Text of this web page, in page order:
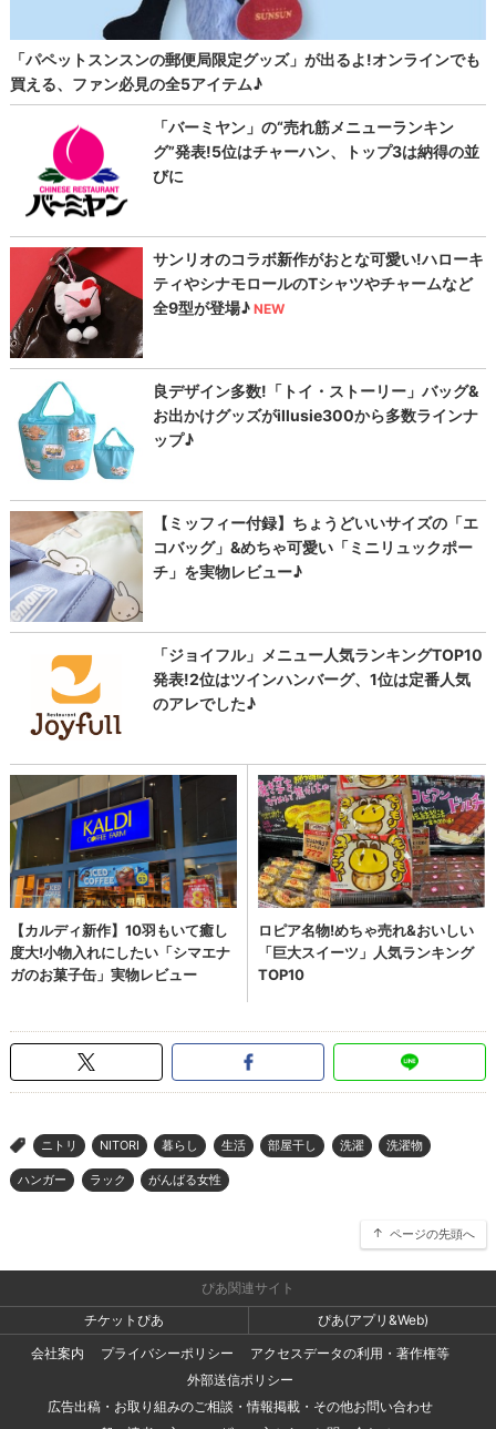
> ニトリ NITORI 暮らし 生活 部屋干し 洗濯 洗濯物
ハンガー ラック がんばる女性
ページの先頭へ
ぴあ関連サイト
チケットぴあ
ぴあ(アプリ&Web)
会社案内
プライバシーポリシー
アクセスデータの利用・著作権等
外部送信ポリシー
広告出稿・お取り組みのご相談・情報掲載・その他お問い合わせ